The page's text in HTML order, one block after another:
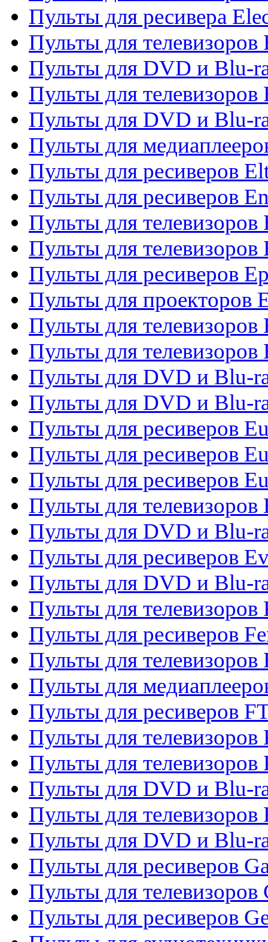
Пульты для ресивера
Пульты для телевизоров
Пульты для DVD и Blu-
Пульты для телевизоров
Пульты для DVD и Blu-
Пульты для
Пульты для ресиверов
Пульты для ресиверов
Пульты для телевизоров
Пульты для телевизоров
Пульты для ресиверов
Пульты для проекторов
Пульты для телевизоров
Пульты для телевизоров
Пульты для DVD и Blu-
Пульты для DVD и Blu-
Пульты для ресиверов
Пульты для ресиверов
Пульты для ресиверов
Пульты для телевизоров
Пульты для DVD и Blu-
Пульты для ресиверов
Пульты для DVD и Blu-
Пульты для телевизоров
Пульты для ресиверов
Пульты для
Пульты для
Пульты для ресиверов
Пульты для телевизоров
Пульты для телевизоров
Пульты для DVD и Blu-
Пульты для телевизоров
Пульты для DVD и Blu-
Пульты для ресиверов
Пульты для телевизоров
Пульты для ресиверов